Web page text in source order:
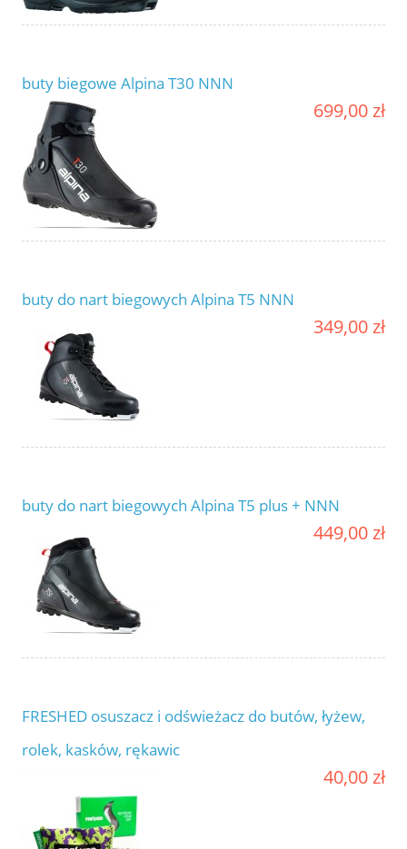
buty biegowe Alpina T30 NNN
699,00 zł
buty do nart biegowych Alpina T5 NNN
349,00 zł
buty do nart biegowych Alpina T5 plus + NNN
449,00 zł
FRESHED osuszacz i odświeżacz do butów, łyżew,
rolek, kasków, rękawic
40,00 zł